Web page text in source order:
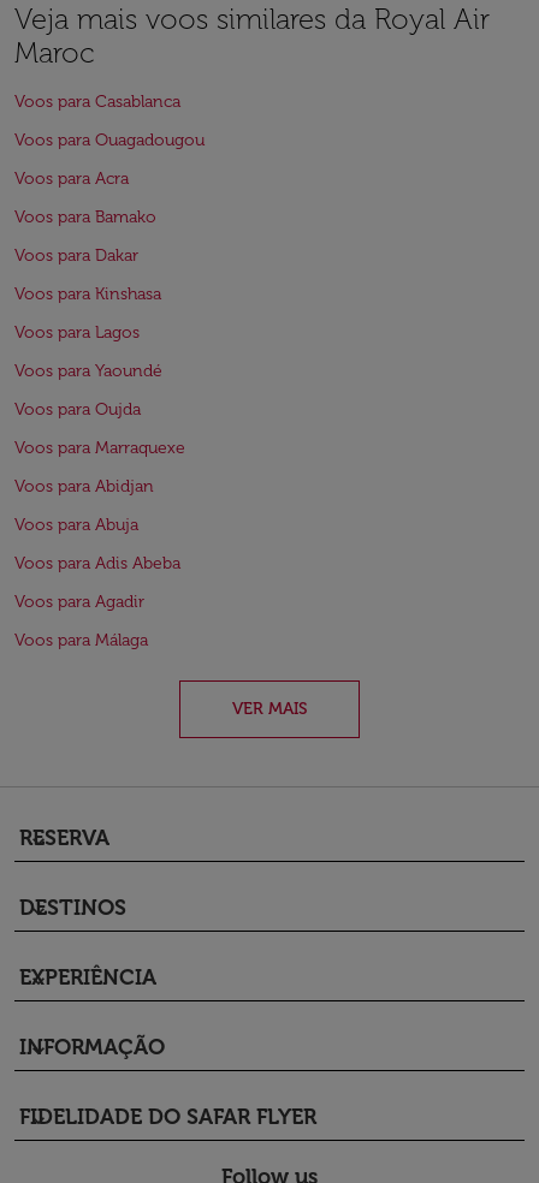
Veja mais voos similares da Royal Air
Maroc
Voos para Casablanca
Voos para Ouagadougou
Voos para Acra
Voos para Bamako
Voos para Dakar
Voos para Kinshasa
Voos para Lagos
Voos para Yaoundé
Voos para Oujda
Voos para Marraquexe
Voos para Abidjan
Voos para Abuja
Voos para Adis Abeba
Voos para Agadir
Voos para Málaga
VER MAIS
RESERVA
keyboard_arrow_down
DESTINOS
keyboard_arrow_down
EXPERIÊNCIA
keyboard_arrow_down
INFORMAÇÃO
keyboard_arrow_down
FIDELIDADE DO SAFAR FLYER
keyboard_arrow_down
Follow us